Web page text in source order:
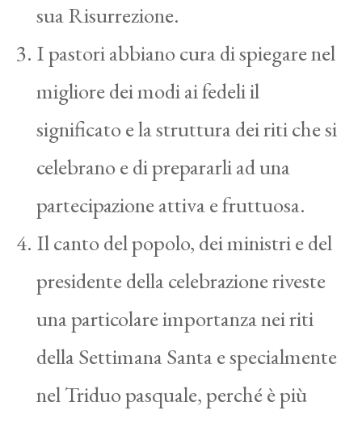
sua Risurrezione.
I pastori abbiano cura di spiegare nel
migliore dei modi ai fedeli il
significato e la struttura dei riti che si
celebrano e di prepararli ad una
partecipazione attiva e fruttuosa.
Il canto del popolo, dei ministri e del
presidente della celebrazione riveste
una particolare importanza nei riti
della Settimana Santa e specialmente
nel Triduo pasquale, perché è più